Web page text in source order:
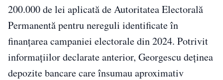
200.000 de lei aplicată de Autoritatea Electorală
Permanentă pentru nereguli identificate în
finanțarea campaniei electorale din 2024. Potrivit
informațiilor declarate anterior, Georgescu deținea
depozite bancare care însumau aproximativ